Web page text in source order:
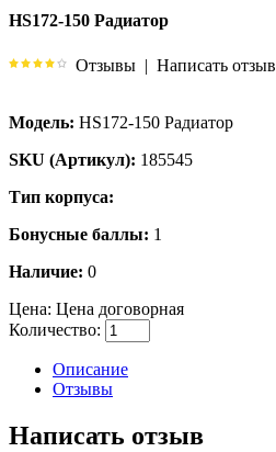
HS172-150 Радиатор
Отзывы | Написать отзыв
Модель: HS172-150 Радиатор
SKU (Артикул): 185545
Тип корпуса:
Бонусные баллы: 1
Наличие: 0
Цена: Цена договорная
Количество:
Описание
Отзывы
Написать отзыв